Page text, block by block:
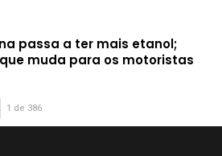
passa a ter mais etanol;
muda para os motoristas
1 de 386